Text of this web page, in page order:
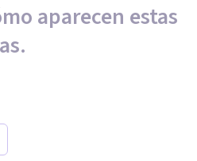
aparecen estas